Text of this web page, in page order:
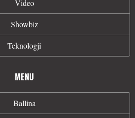
Video
Showbiz
Teknologji
MENU
Ballina